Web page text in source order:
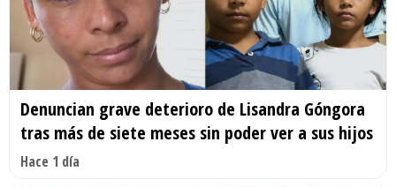
Denuncian grave deterioro de Lisandra Góngora
tras más de siete meses sin poder ver a sus hijos
Hace 1 día